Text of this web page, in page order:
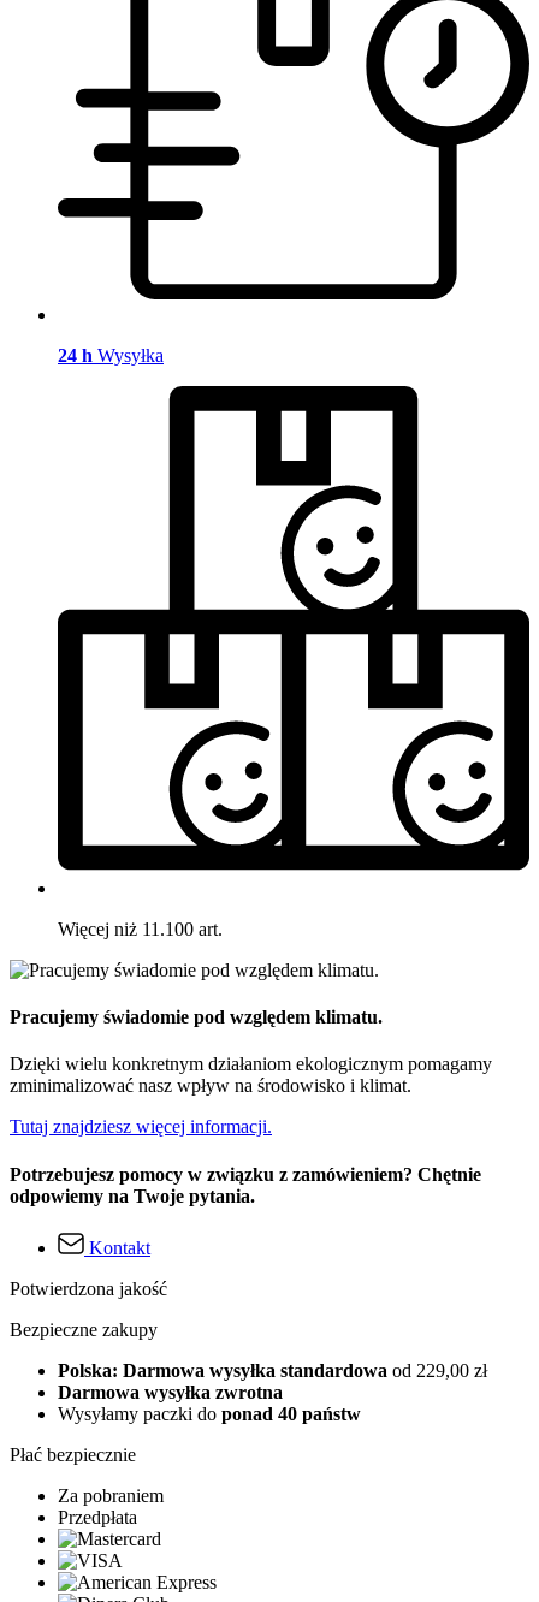
24 h Wysyłka
Więcej niż 11.100 art.
Pracujemy świadomie pod względem klimatu.
Dzięki wielu konkretnym działaniom ekologicznym pomagamy
zminimalizować nasz wpływ na środowisko i klimat.
Tutaj znajdziesz więcej informacji.
Potrzebujesz pomocy w związku z zamówieniem? Chętnie
odpowiemy na Twoje pytania.
Kontakt
Potwierdzona jakość
Bezpieczne zakupy
Polska: Darmowa wysyłka standardowa od 229,00 zł
Darmowa wysyłka zwrotna
Wysyłamy paczki do ponad 40 państw
Płać bezpiecznie
Za pobraniem
Przedpłata